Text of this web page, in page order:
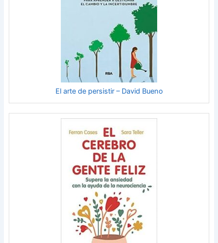
El arte de persistir – David Bueno